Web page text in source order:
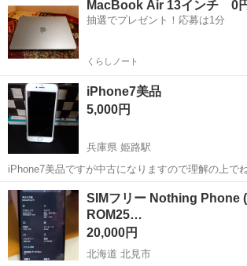
MacBook Air 13インチ 0
抽選でプレゼント！応募は1分
くらしノート
iPhone7美品
5,000円
兵庫県 姫路駅
iPhone7美品ですが中古になりますので理解の上で
SIMフリーになります 自宅近くまで引き取りに来
いたしますm(_ _)m
兵庫 姫路市 姫路駅
SIMフリー Nothing Phone (1) RAM12GB
ROM25…
20,000円
北海道 北見市